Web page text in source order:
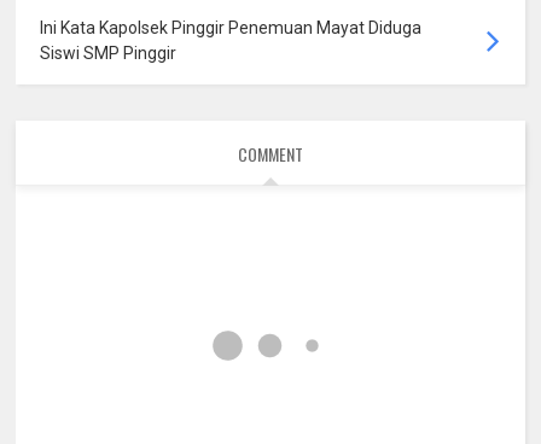
Ini Kata Kapolsek Pinggir Penemuan Mayat Diduga
Siswi SMP Pinggir
COMMENT